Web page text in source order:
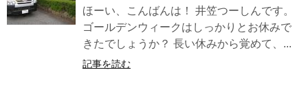
ほーい、こんばんは！ 井笠つーしんです。
ゴールデンウィークはしっかりとお休みで
きたでしょうか？ 長い休みから覚めて、...
記事を読む